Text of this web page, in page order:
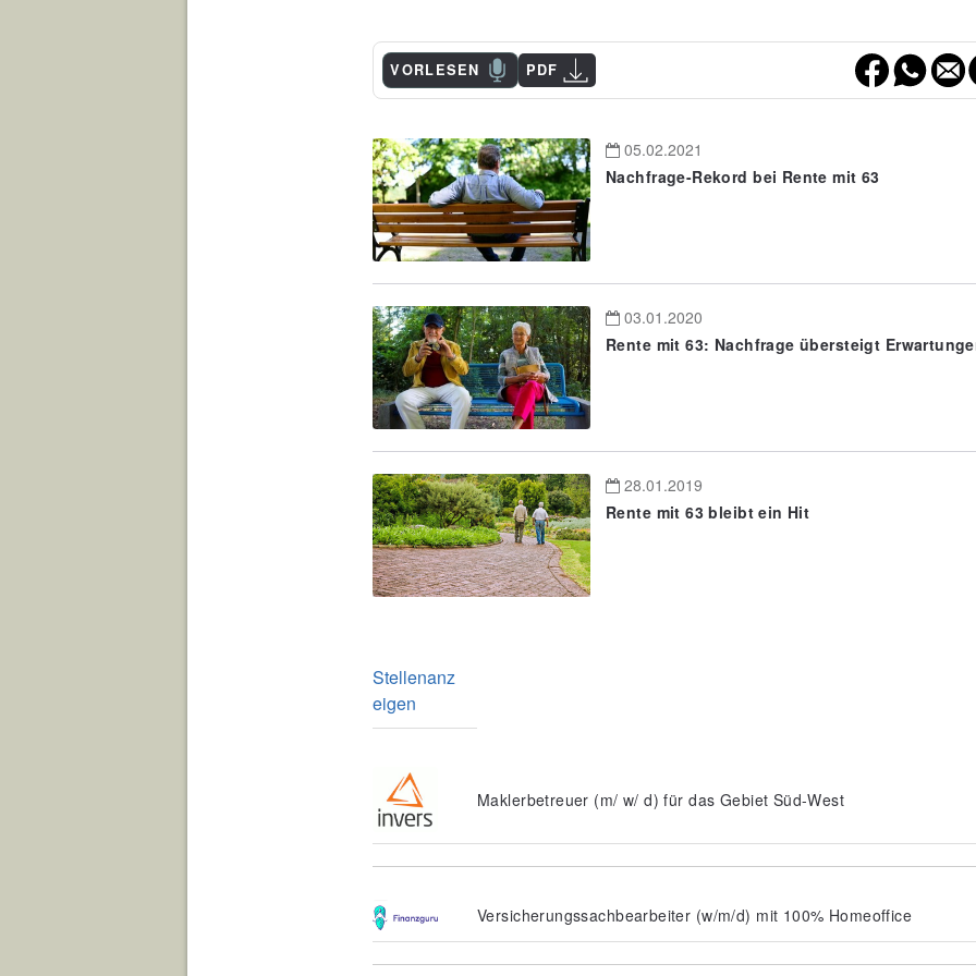
VORLESEN PDF
05.02.2021
Nachfrage-Rekord bei Rente mit 63
03.01.2020
Rente mit 63: Nachfrage übersteigt
28.01.2019
Rente mit 63 bleibt ein Hit
Stellenanz
eigen
Maklerbetreuer (m/ w/ d) für das Gebiet Süd-West
Versicherungssachbearbeiter (w/m/d) mit 100% Homeoffice